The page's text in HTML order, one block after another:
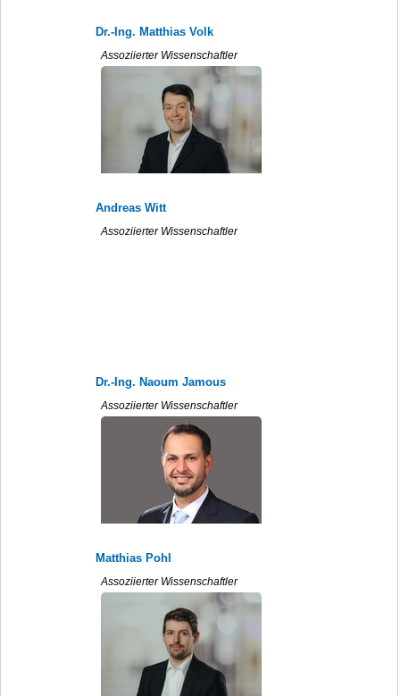
Dr.-Ing. Matthias Volk
Assoziierter Wissenschaftler
Andreas Witt
Assoziierter Wissenschaftler
Dr.-Ing. Naoum Jamous
Assoziierter Wissenschaftler
Matthias Pohl
Assoziierter Wissenschaftler